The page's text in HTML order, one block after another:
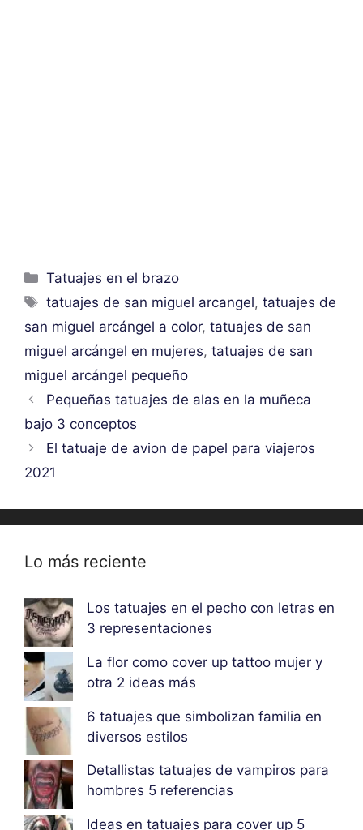
Categorías
Tatuajes en el brazo
Etiquetas
tatuajes de san miguel arcangel,tatuajes de
san miguel arcángel a color, tatuajes de san
miguel arcángel en mujeres, tatuajes de san
miguel arcángel pequeño
Pequeñas tatuajes de alas en la muñeca
bajo 3 conceptos
El tatuaje de avion de papel para viajeros
2021
Lo más reciente
Los tatuajes en el pecho con letras en
3 representaciones
La flor como cover up tattoo mujer y
otra 2 ideas más
6 tatuajes que simbolizan familia en
diversos estilos
Detallistas tatuajes de vampiros para
hombres 5 referencias
Ideas en tatuajes para cover up 5